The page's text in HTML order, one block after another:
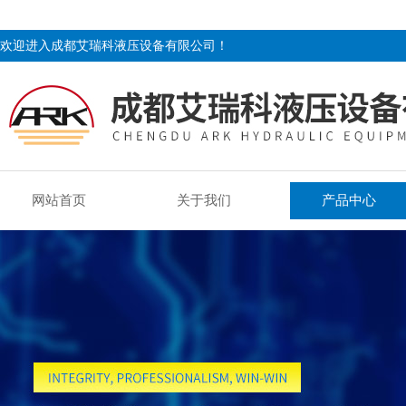
欢迎进入成都艾瑞科液压设备有限公司！
网站首页 关于我们 产品中心